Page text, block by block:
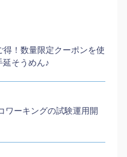
得！数量限定クーポンを使
そうめん♪
ワーキングの試験運用開